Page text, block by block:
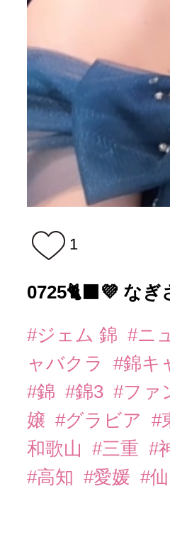
1
0725🐈‍⬛💜 なぎ
#ジェム 錦 #ニ
ャバクラ
#錦キ
#錦 #錦3 #ファ
嬢 #グラビア #
和歌山
#三重 #
#高知 #愛媛 #